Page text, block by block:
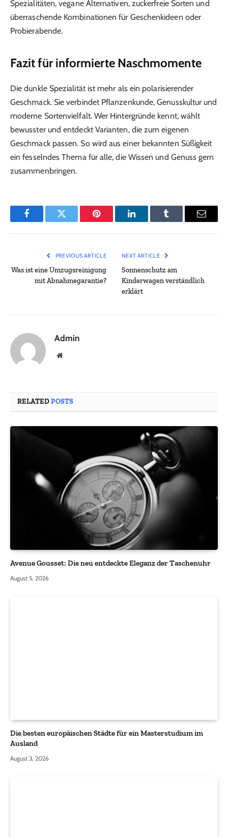
Spezialitäten, vegane Alternativen, zuckerfreie Sorten und
überraschende Kombinationen für Geschenkideen oder
Probierabende.
Fazit für informierte Naschmomente
Die dunkle Spezialität ist mehr als ein polarisierender
Geschmack. Sie verbindet Pflanzenkunde, Genusskultur und
moderne Sortenvielfalt. Wer Hintergründe kennt, wählt
bewusster und entdeckt Varianten, die zum eigenen
Geschmack passen. So wird aus einer bekannten Süßigkeit
ein fesselndes Thema für alle, die Wissen und Genuss gern
zusammenbringen.
FacebookTwitter Pinterest LinkedInTumblr Email
PREVIOUS ARTICLE
Was ist eine Umzugsreinigung
mit Abnahmegarantie?
NEXT ARTICLE
Sonnenschutz am
Kinderwagen verständlich
erklärt
Admin
Website
RELATEDPOSTS
Avenue Gousset: Die neu entdeckte Eleganz der Taschenuhr
August 5, 2026
Die besten europäischen Städte für ein Masterstudium im
Ausland
August 3, 2026